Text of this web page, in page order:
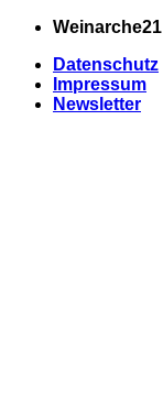
Zum
springen
Weinarche21
Datenschutz
Impressum
Newsletter